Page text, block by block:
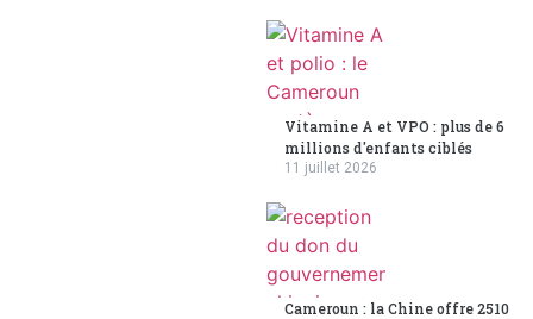
Vitamine A et VPO : plus de 6
millions d'enfants ciblés
11 juillet 2026
Cameroun : la Chine offre 2510